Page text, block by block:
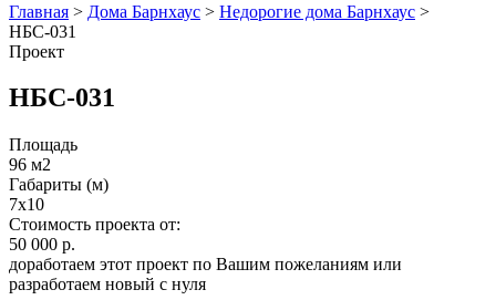
Главная > Дома Барнхаус > Недорогие дома Барнхаус >
НБС-031
Проект
НБС-031
Площадь
96 м2
Габариты (м)
7x10
Стоимость проекта от:
50 000 р.
доработаем этот проект по Вашим пожеланиям или
разработаем новый с нуля